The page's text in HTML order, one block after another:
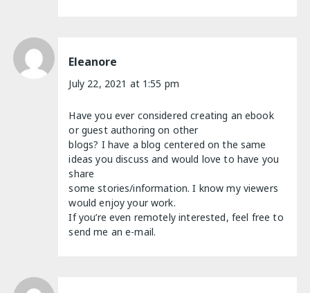
Eleanore
July 22, 2021 at 1:55 pm
Have you ever considered creating an ebook
or guest authoring on other
blogs? I have a blog centered on the same
ideas you discuss and would love to have you
share
some stories/information. I know my viewers
would enjoy your work.
If you’re even remotely interested, feel free to
send me an e-mail.